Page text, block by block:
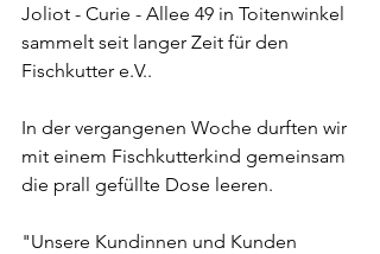
Joliot - Curie - Allee 49 in Toitenwinkel
sammelt seit langer Zeit für den
Fischkutter e.V..
In der vergangenen Woche durften wir
mit einem Fischkutterkind gemeinsam
die prall gefüllte Dose leeren.
"Unsere Kundinnen und Kunden